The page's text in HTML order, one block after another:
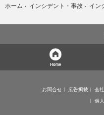
ホーム › インシデント・事故 › イン
Home
お問合せ 広告掲載 会
個